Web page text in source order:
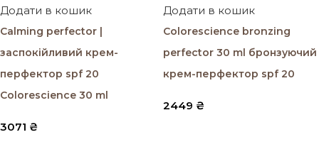
Додати в кошик
Calming perfector |
заспокійливий крем-
перфектор spf 20
Colorescience 30 ml
3071 ₴
Додати в кошик
Colorescience bronzing
perfector 30 ml бронзуючий
крем-перфектор spf 20
2449 ₴